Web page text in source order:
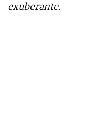
exuberante.